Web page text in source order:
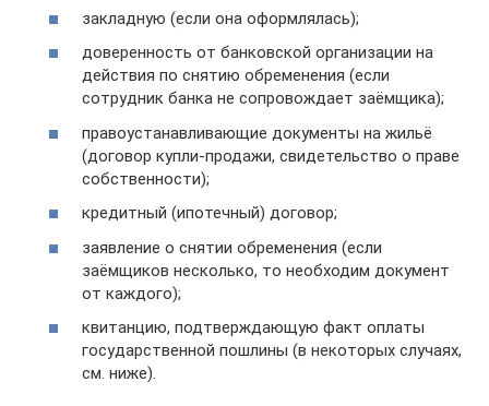
закладную (если она оформлялась);
доверенность от банковской организации на
действия по снятию обременения (если
сотрудник банка не сопровождает заёмщика);
правоустанавливающие документы на жильё
(договор купли-продажи, свидетельство о праве
собственности);
кредитный (ипотечный) договор;
заявление о снятии обременения (если
заёмщиков несколько, то необходим документ
от каждого);
квитанцию, подтверждающую факт оплаты
государственной пошлины (в некоторых случаях,
см. ниже).